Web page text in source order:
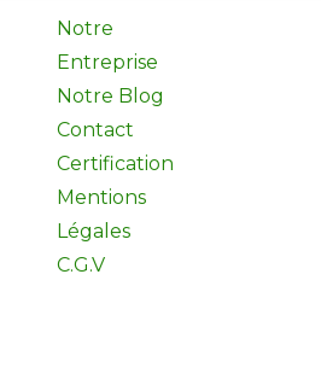
Notre
Entreprise
Notre Blog
Contact
Certification
Mentions
Légales
C.G.V